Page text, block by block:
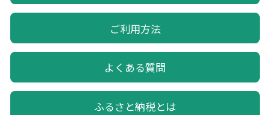
エリアガイド
グルメ 旅の予約
アクセス
ご利用方法
よくある質問
ふるさと納税とは